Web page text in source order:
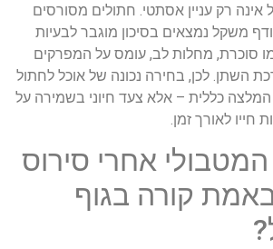
אינה רק עניין אסתטי. חתולים מסורסים
משקל נמצאים בסיכון מוגבר לבעיות
סוכרת, מחלות לב, עומס על המפרקים
השתן. לכן, בחירה נכונה של אוכל לחתול
כללית – אלא צעד חיוני בשמירה על
חייו לאורך זמן.
המטבולי אחרי סירוס
קורה בגוף